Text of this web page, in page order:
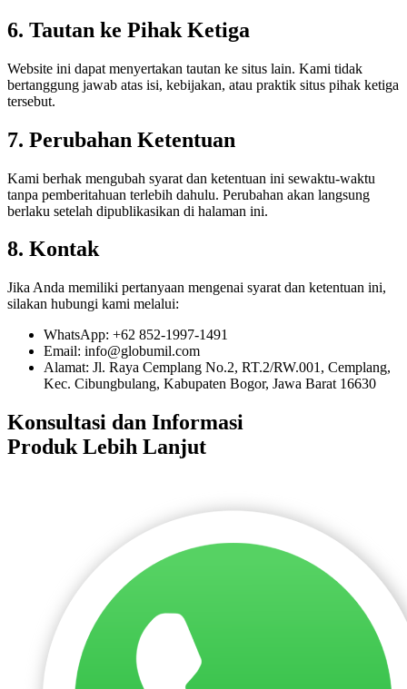
6. Tautan ke Pihak Ketiga
Website ini dapat menyertakan tautan ke situs lain. Kami tidak
bertanggung jawab atas isi, kebijakan, atau praktik situs pihak ketiga
tersebut.
7. Perubahan Ketentuan
Kami berhak mengubah syarat dan ketentuan ini sewaktu-waktu
tanpa pemberitahuan terlebih dahulu. Perubahan akan langsung
berlaku setelah dipublikasikan di halaman ini.
8. Kontak
Jika Anda memiliki pertanyaan mengenai syarat dan ketentuan ini,
silakan hubungi kami melalui:
WhatsApp: +62 852-1997-1491
Email: info@globumil.com
Alamat: Jl. Raya Cemplang No.2, RT.2/RW.001, Cemplang,
Kec. Cibungbulang, Kabupaten Bogor, Jawa Barat 16630
Konsultasi dan Informasi
Produk Lebih Lanjut